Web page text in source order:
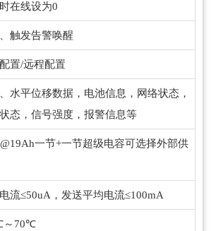
在线设为0
触发告警唤醒
置/远程配置
水平位移数据，电池信息，网络状态，
态，信号强度，报警信息等
一节+一节超级电容可选择外部供
流≤50uA，发送平均电流≤100mA
～70℃